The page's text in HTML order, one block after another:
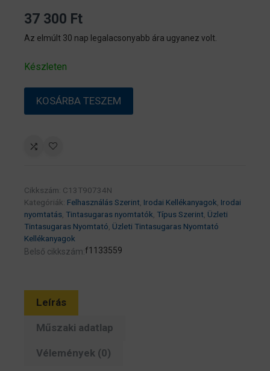
37 300 Ft
Az elmúlt 30 nap legalacsonyabb ára ugyanez volt.
Készleten
Epson
patron
C13T907340
Workforce
Pro
WF-
6090/6590
KOSÁRBA TESZEM
Cikkszám: C13T90734N
Kategóriák: Felhasználás Szerint Irodai Kellékanyagok Irodai
nyomtatás Tintasugaras nyomtatók Típus Szerint Üzleti
Tintasugaras Nyomtató Üzleti Tintasugaras Nyomtató
Kellékanyagok
Belső cikkszám:f1133559
Leírás
Műszaki adatlap
Vélemények (0)